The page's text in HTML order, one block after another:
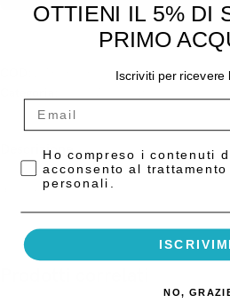
Descrizione
Carta articolazione da 21µ rossa/rossa
dritti S021 Parkell
OTTIENI IL 5% DI
PRIMO
Iscriviti per ricevere
Privacy Policy
Ho compreso i contenuti
acconsento al
personali.
NO,